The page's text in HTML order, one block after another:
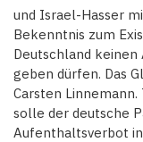
und Israel-Hasser
Bekenntnis zum
Deutschland
geben dürfen. Das
Carsten
solle der deutsche
Aufenthaltsverbot